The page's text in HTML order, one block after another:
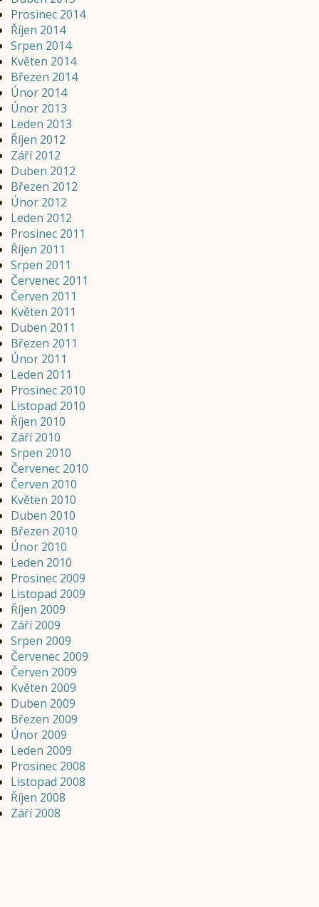
Prosinec 2014
Říjen 2014
Srpen 2014
Květen 2014
Březen 2014
Únor 2014
Únor 2013
Leden 2013
Říjen 2012
Září 2012
Duben 2012
Březen 2012
Únor 2012
Leden 2012
Prosinec 2011
Říjen 2011
Srpen 2011
Červenec 2011
Červen 2011
Květen 2011
Duben 2011
Březen 2011
Únor 2011
Leden 2011
Prosinec 2010
Listopad 2010
Říjen 2010
Září 2010
Srpen 2010
Červenec 2010
Červen 2010
Květen 2010
Duben 2010
Březen 2010
Únor 2010
Leden 2010
Prosinec 2009
Listopad 2009
Říjen 2009
Září 2009
Srpen 2009
Červenec 2009
Červen 2009
Květen 2009
Duben 2009
Březen 2009
Únor 2009
Leden 2009
Prosinec 2008
Listopad 2008
Říjen 2008
Září 2008